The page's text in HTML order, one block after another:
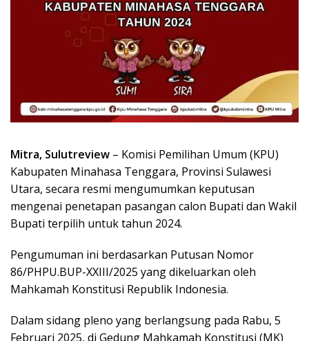
Mitra, Sulutreview – Komisi Pemilihan Umum (KPU)
Kabupaten Minahasa Tenggara, Provinsi Sulawesi
Utara, secara resmi mengumumkan keputusan
mengenai penetapan pasangan calon Bupati dan Wakil
Bupati terpilih untuk tahun 2024.
Pengumuman ini berdasarkan Putusan Nomor
86/PHPU.BUP-XXIII/2025 yang dikeluarkan oleh
Mahkamah Konstitusi Republik Indonesia.
Dalam sidang pleno yang berlangsung pada Rabu, 5
Februari 2025, di Gedung Mahkamah Konstitusi (MK)